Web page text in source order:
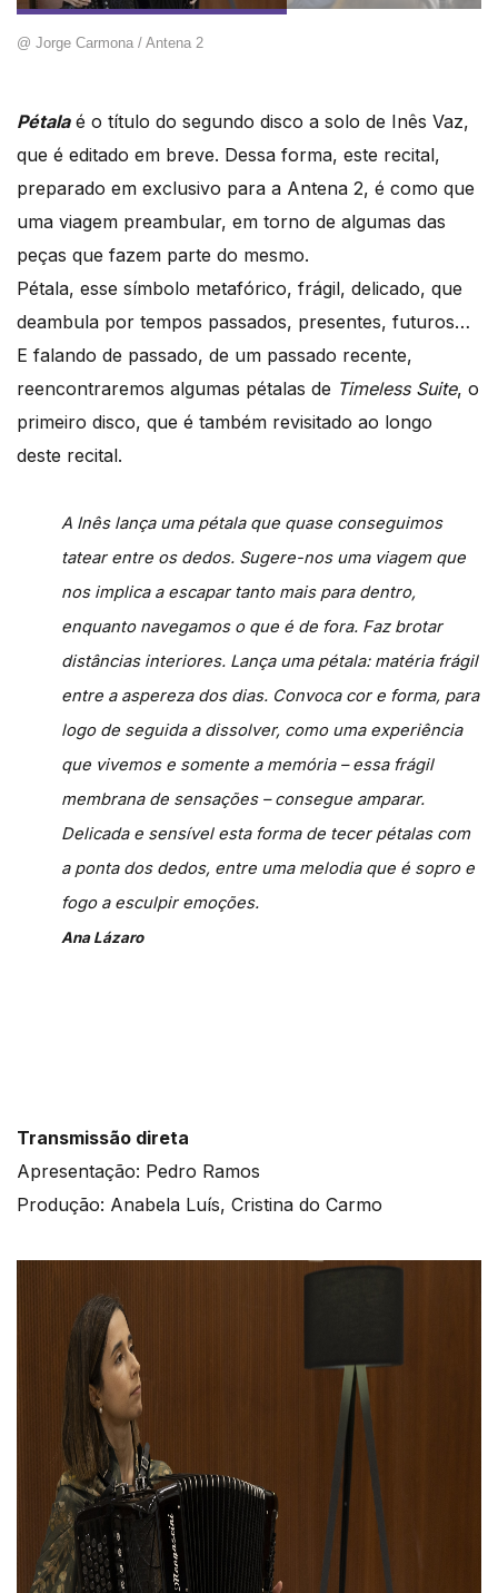
@ Jorge Carmona / Antena 2
Pétalaé o título do segundo disco a solo de Inês Vaz,
que é editado em breve. Dessa forma, este recital,
preparado em exclusivo para a Antena 2, é como que
uma viagem preambular, em torno de algumas das
peças que fazem parte do mesmo.
Pétala, esse símbolo metafórico, frágil, delicado, que
deambula por tempos passados, presentes, futuros…
E falando de passado, de um passado recente,
reencontraremos algumas pétalas de Timeless Suite, o
primeiro disco, que é também revisitado ao longo
deste recital.
A Inês lança uma pétala que quase conseguimos
tatear entre os dedos. Sugere-nos uma viagem que
nos implica a escapar tanto mais para dentro,
enquanto navegamos o que é de fora. Faz brotar
distâncias interiores. Lança uma pétala: matéria frágil
entre a aspereza dos dias. Convoca cor e forma, para
logo de seguida a dissolver, como uma experiência
que vivemos e somente a memória – essa frágil
membrana de sensações – consegue amparar.
Delicada e sensível esta forma de tecer pétalas com
a ponta dos dedos, entre uma melodia que é sopro e
fogo a esculpir emoções.
Ana Lázaro
Transmissão direta
Apresentação: Pedro Ramos
Produção: Anabela Luís, Cristina do Carmo